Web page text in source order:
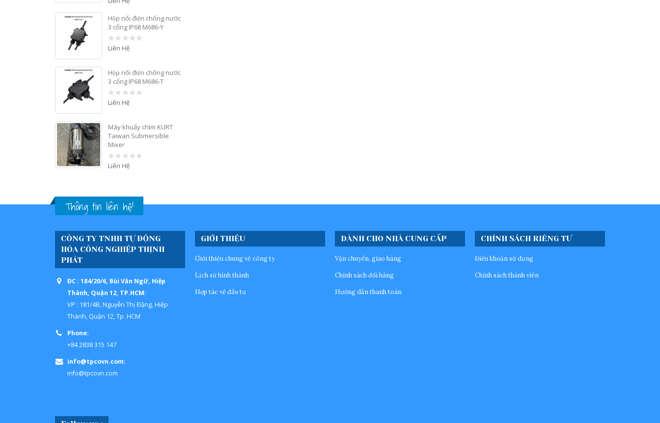
5
Hộp nối điện chống nước
3 cổng IP68 M686-Y
0
Liên Hệ
Hộp nối điện chống nước
3 cổng IP68 M686-T
0
Liên Hệ
Máy khuấy chìm KURT
Taiwan Submersible
Mixer
0
Liên Hệ
Thông tin liên hệ!
CÔNG TY TNHH TỰ ĐỘNG
HÓA CÔNG NGHIỆP THỊNH
PHÁT
ĐC : 184/20/6, Bùi Văn Ngữ, Hiệp
Thành, Quận 12, TP.HCM:
VP : 181/4B, Nguyễn Thị Đặng, Hiệp
Thành, Quận 12, Tp. HCM
Phone:
+84 2838 315 147
info@tpcovn.com:
info@tpcovn.com
GIỚI THIỆU
Giới thiệu chung về công ty
Lịch sử hình thành
Hợp tác về đầu tư
DÀNH CHO NHÀ CUNG CẤP
Vận chuyển, giao hàng
Chính sách đổi hàng
Hướng dẫn thanh toán
CHÍNH SÁCH RIÊNG TƯ
Điều khoản sử dụng
Chinh sách thành viên